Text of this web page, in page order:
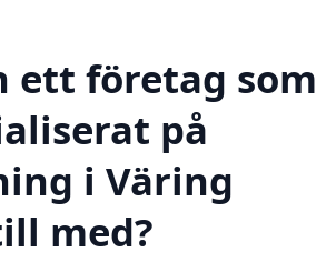
ett företag som
på
i Väring
med?